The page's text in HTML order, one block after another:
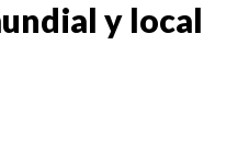
y local